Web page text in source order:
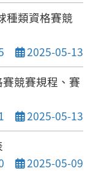
種類資格賽競
數發布日期
2025-05-13
競賽規程、賽
數發布日期
2025-05-13
數發布日期
2025-05-09